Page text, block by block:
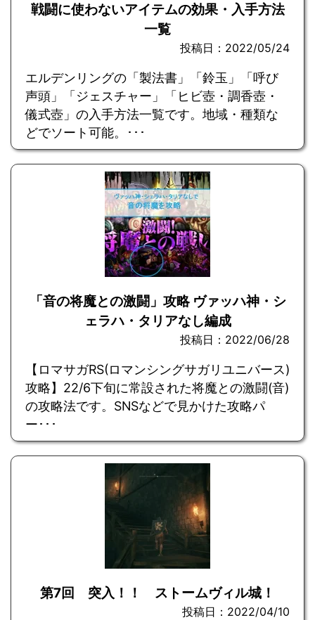
戦闘に使わないアイテムの効果・入手方法
一覧
投稿日：2022/05/24
エルデンリングの「製法書」「鈴玉」「呼び
声頭」「ジェスチャー」「ヒビ壺・調香壺・
儀式壺」の入手方法一覧です。地域・種類な
どでソート可能。･･･
「音の将魔との激闘」攻略 ヴァッハ神・シ
ェラハ・タリアなし編成
投稿日：2022/06/28
【ロマサガRS(ロマンシングサガリユニバース)
攻略】22/6下旬に常設された将魔との激闘(音)
の攻略法です。SNSなどで見かけた攻略パ
ー･･･
第7回 突入！！ ストームヴィル城！
投稿日：2022/04/10